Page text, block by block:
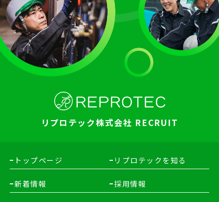
リプロテック株式会社 RECRUIT
トップページ
新着情報
リプロテックを知る
採用情報